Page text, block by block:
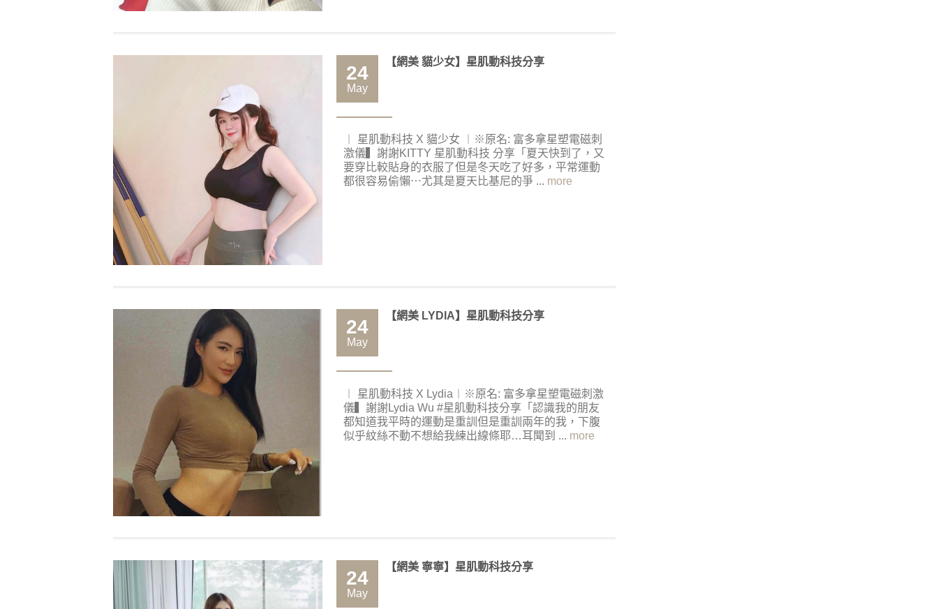
24
May
【網美 貓少女】星肌動科技分享
︱ 星肌動科技 X 貓少女 ︱※原名: 富多拿星塑電磁刺
激儀▍謝謝KITTY 星肌動科技 分享「夏天快到了，又
要穿比較貼身的衣服了但是冬天吃了好多，平常運動
都很容易偷懶⋯尤其是夏天比基尼的爭 ... more
24
May
【網美 LYDIA】星肌動科技分享
︱ 星肌動科技 X Lydia︱※原名: 富多拿星塑電磁刺激
儀▍謝謝Lydia Wu #星肌動科技分享「認識我的朋友
都知道我平時的運動是重訓但是重訓兩年的我，下腹
似乎紋絲不動不想給我練出線條耶…耳聞到 ... more
24
May
【網美 寧寧】星肌動科技分享